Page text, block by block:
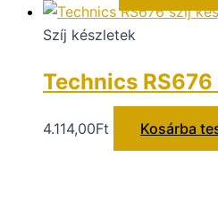
Szíj készletek
Technics
4.114,00Ft Kosárba